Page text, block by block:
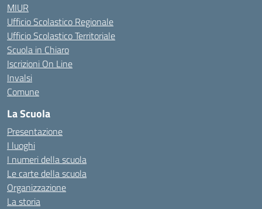
MIUR
Ufficio Scolastico Regionale
Ufficio Scolastico Territoriale
Scuola in Chiaro
Iscrizioni On Line
Invalsi
Comune
La Scuola
Presentazione
I luoghi
I numeri della scuola
Le carte della scuola
Organizzazione
La storia